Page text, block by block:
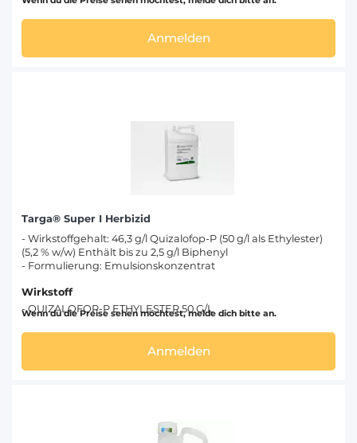
Anmelden
Targa® Super I Herbizid
- Wirkstoffgehalt: 46,3 g/l Quizalofop-P (50 g/l als Ethylester)
(5,2 % w/w) Enthält bis zu 2,5 g/l Biphenyl
- Formulierung: Emulsionskonzentrat
Wirkstoff
- QUIZALOFOP-P ETHYLESTER 50 G/L
Wenn du die Preise sehen möchtest, melde dich bitte an.
Anmelden